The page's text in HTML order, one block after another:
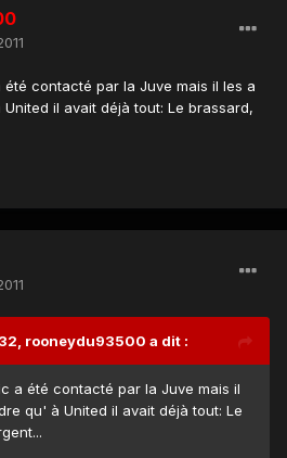
contacté par la Juve mais il les a
il avait déjà tout: Le brassard,
rooneydu93500 a dit :
a été contacté par la Juve mais il
qu' à United il avait déjà tout: Le